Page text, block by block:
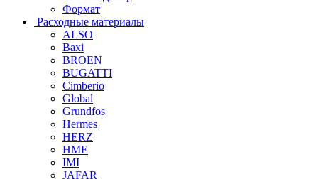
Формат
Расходные материалы
ALSO
Baxi
BROEN
BUGATTI
Cimberio
Global
Grundfos
Hermes
HERZ
HME
IMI
JAFAR